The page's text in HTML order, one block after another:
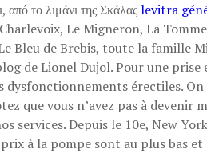
από το λιμάνι της Σκάλαςlevitra
Charlevoix, Le Migneron, La
Bleu de Brebis, toute la famille
de Lionel Dujol. Pour une
érectiles. On
que vous n’avez pas à devenir
services. Depuis le 10e, New
à la pompe sont au plus bas